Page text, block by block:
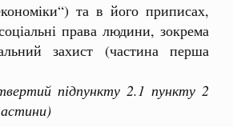
та в його приписах,
права людини, зокрема
захист (частина перша
підпункту 2.1 пункту 2